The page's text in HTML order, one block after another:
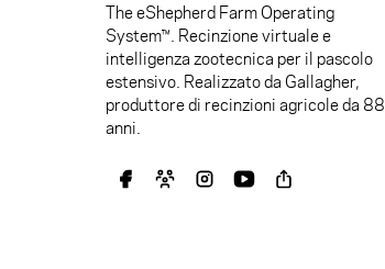
The eShepherd Farm Operating
System™. Recinzione virtuale e
intelligenza zootecnica per il pascolo
estensivo. Realizzato da Gallagher,
produttore di recinzioni agricole da 88
anni.